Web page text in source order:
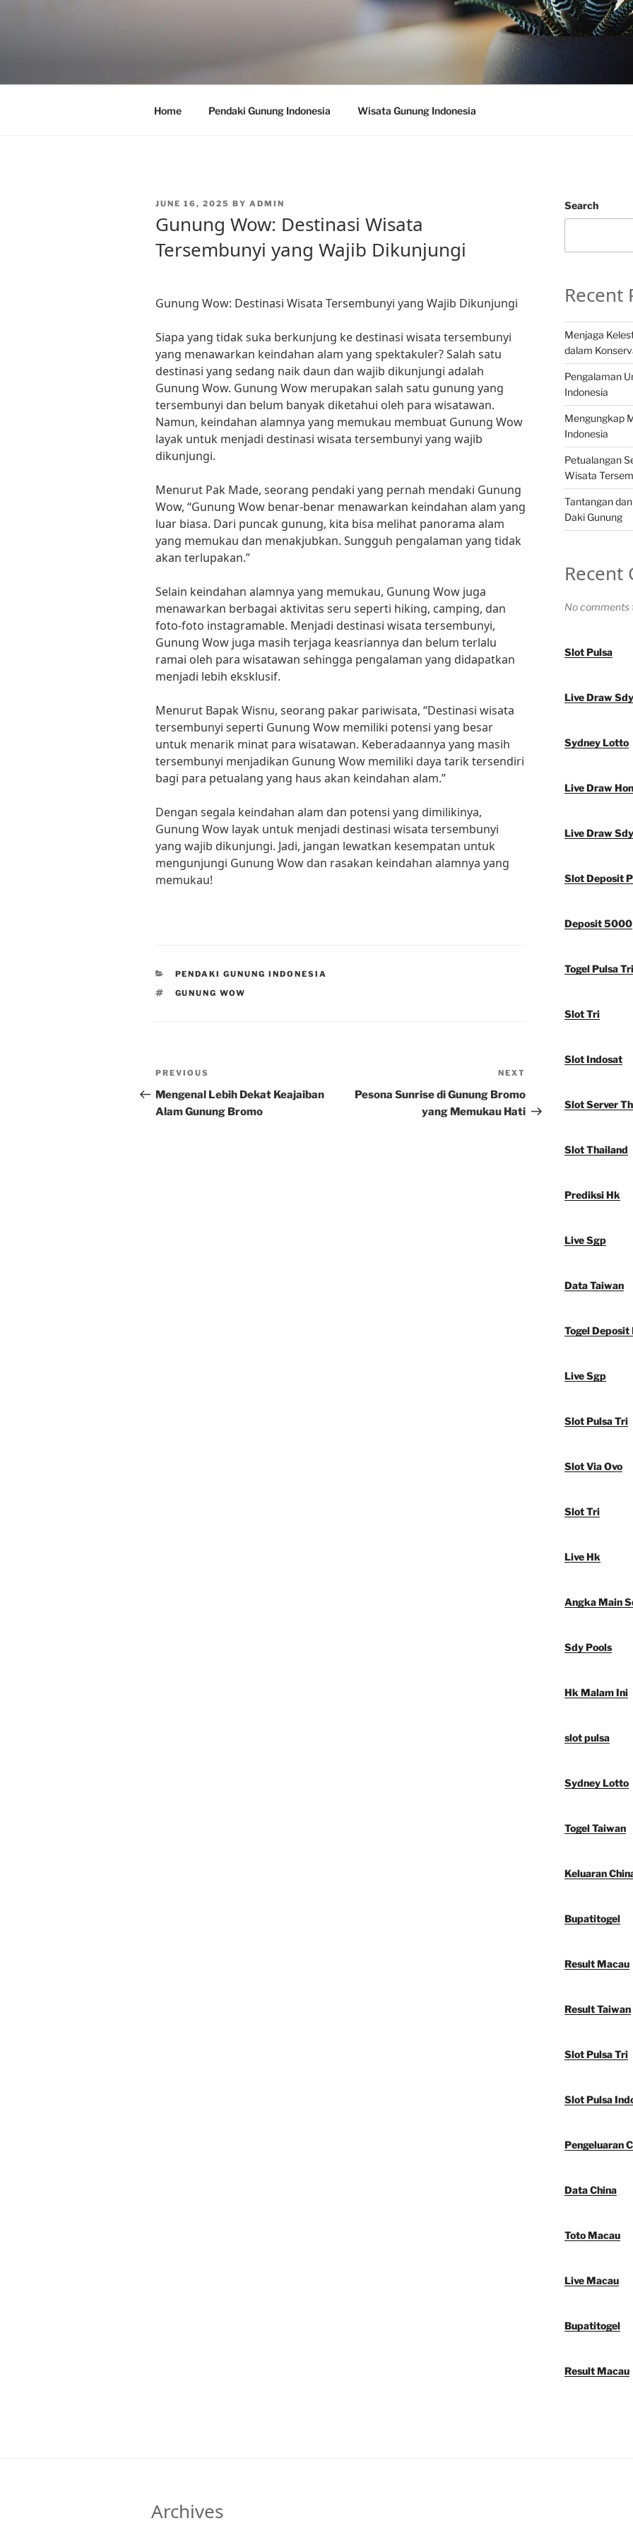
Home Pendaki Gunung Indonesia Wisata Gunung Indonesia
POSTED
JUNE 16, 2025 BY ADMIN
Gunung Wow: Destinasi Wisata
Tersembunyi yang Wajib Dikunjungi
Gunung Wow: Destinasi Wisata Tersembunyi yang Wajib Dikunjungi
Siapa yang tidak suka berkunjung ke destinasi wisata tersembunyi
yang menawarkan keindahan alam yang spektakuler? Salah satu
destinasi yang sedang naik daun dan wajib dikunjungi adalah
Gunung Wow. Gunung Wow merupakan salah satu gunung yang
tersembunyi dan belum banyak diketahui oleh para wisatawan.
Namun, keindahan alamnya yang memukau membuat Gunung Wow
layak untuk menjadi destinasi wisata tersembunyi yang wajib
dikunjungi.
Menurut Pak Made, seorang pendaki yang pernah mendaki Gunung
Wow, “Gunung Wow benar-benar menawarkan keindahan alam yang
luar biasa. Dari puncak gunung, kita bisa melihat panorama alam
yang memukau dan menakjubkan. Sungguh pengalaman yang tidak
akan terlupakan.”
Selain keindahan alamnya yang memukau, Gunung Wow juga
menawarkan berbagai aktivitas seru seperti hiking, camping, dan
foto-foto instagramable. Menjadi destinasi wisata tersembunyi,
Gunung Wow juga masih terjaga keasriannya dan belum terlalu
ramai oleh para wisatawan sehingga pengalaman yang didapatkan
menjadi lebih eksklusif.
Menurut Bapak Wisnu, seorang pakar pariwisata, “Destinasi wisata
tersembunyi seperti Gunung Wow memiliki potensi yang besar
untuk menarik minat para wisatawan. Keberadaannya yang masih
tersembunyi menjadikan Gunung Wow memiliki daya tarik tersendiri
bagi para petualang yang haus akan keindahan alam.”
Dengan segala keindahan alam dan potensi yang dimilikinya,
Gunung Wow layak untuk menjadi destinasi wisata tersembunyi
yang wajib dikunjungi. Jadi, jangan lewatkan kesempatan untuk
mengunjungi Gunung Wow dan rasakan keindahan alamnya yang
memukau!
CATEGORIES
PENDAKI GUNUNG INDONESIA
TAGS
GUNUNG WOW
Post
navigation
Previous
Post
PREVIOUS
Mengenal Lebih Dekat Keajaiban
Alam Gunung Bromo
Post
NEXT
Pesona Sunrise di Gunung Bromo
yang Memukau Hati
Search
Recent
Menjaga
dalam
Pengalaman
Indonesia
Mengungkap
Indonesia
Petualangan
Wisata
Tantangan
Daki Gunung
Recent
No comments
Slot Pulsa
Live Draw Sdy
Sydney Lotto
Live Draw
Live Draw Sdy
Slot Deposit
Deposit 5000
Togel Pulsa Tri
Slot Tri
Slot Indosat
Slot Server
Slot Thailand
Prediksi Hk
Live Sgp
Data Taiwan
Togel Deposit
Live Sgp
Slot Pulsa Tri
Slot Via Ovo
Slot Tri
Live Hk
Angka Main
Sdy Pools
Hk Malam Ini
slot pulsa
Sydney Lotto
Togel Taiwan
Keluaran
Bupatitogel
Result Macau
Result Taiwan
Slot Pulsa Tri
Slot Pulsa
Pengeluaran
Data China
Toto Macau
Live Macau
Bupatitogel
Result Macau
Archives